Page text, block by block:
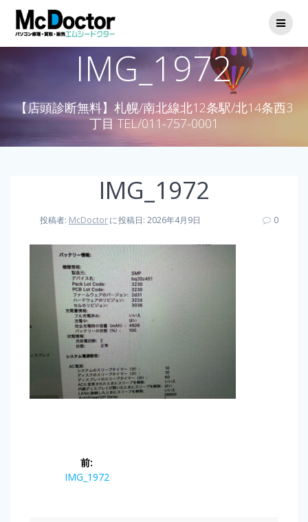
IMG_1972
【店頭診断無料】札幌/南北線北12条駅/北14条西3
丁目 TEL/011-757-0001
IMG_1972
投稿者: McDoctorに投稿日: 2026年4月9日 0
前:
IMG_1972